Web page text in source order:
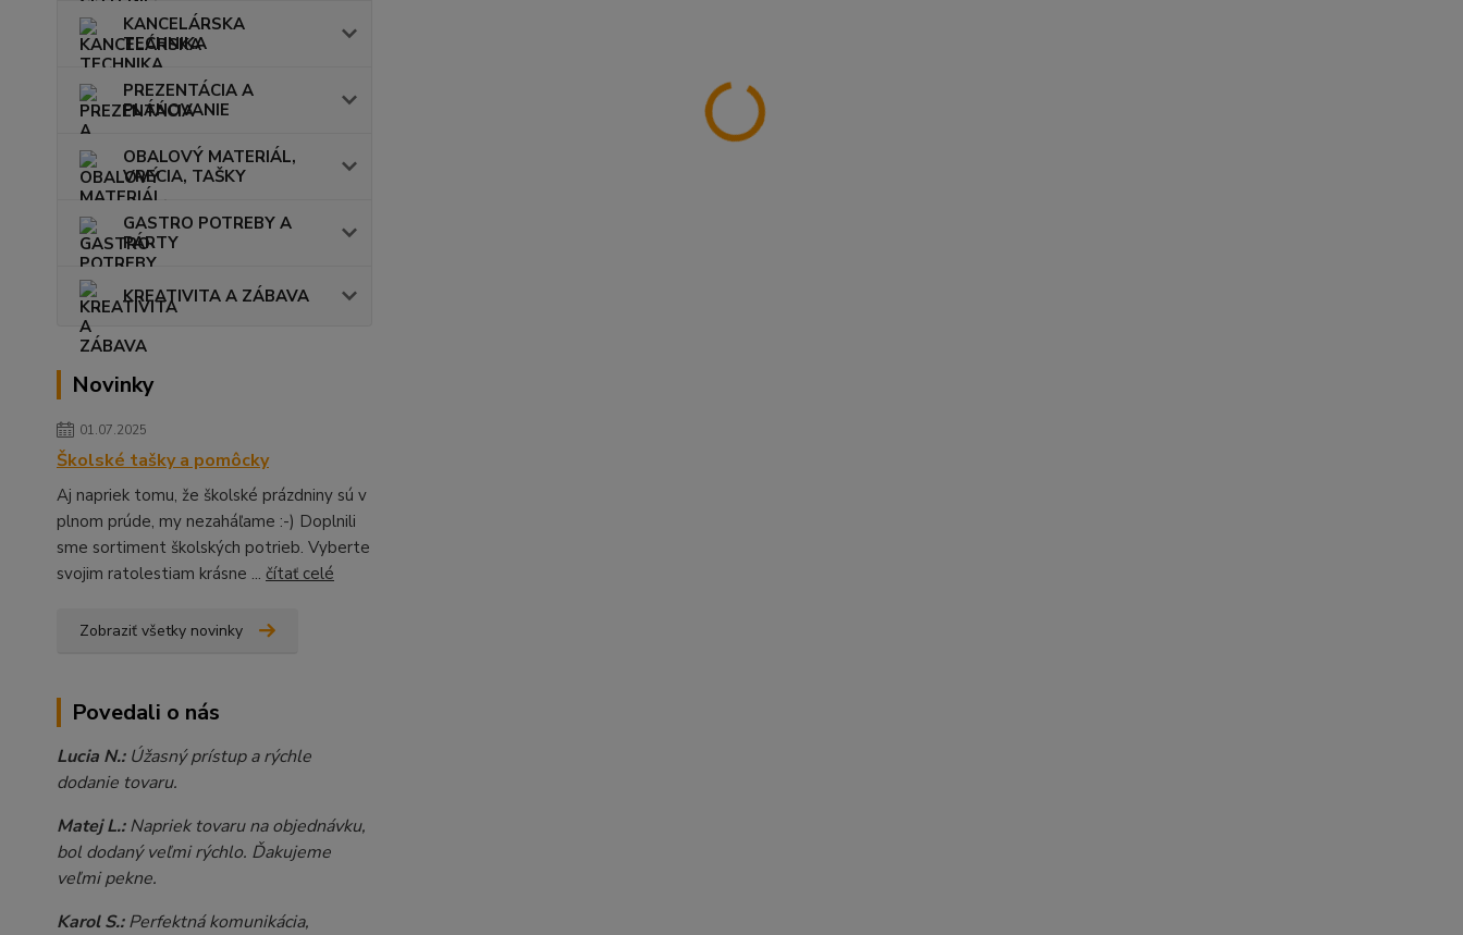
KANCELÁRSKA
TECHNIKA
PREZENTÁCIA A
PLÁNOVANIE
OBALOVÝ MATERIÁL,
VRECIA, TAŠKY
GASTRO POTREBY A
PÁRTY
KREATIVITA A ZÁBAVA
Novinky
01.07.2025
Školské tašky a pomôcky
Aj napriek tomu, že školské prázdniny sú v
plnom prúde, my nezaháľame :-) Doplnili
sme sortiment školských potrieb. Vyberte
svojim ratolestiam krásne ... čítať celé
Zobraziť všetky novinky
Povedali o nás
Lucia N.:Úžasný prístup a rýchle
dodanie tovaru.
Matej L.:Napriek tovaru na objednávku,
bol dodaný veľmi rýchlo. Ďakujeme
veľmi pekne.
Karol S.:Perfektná komunikácia,